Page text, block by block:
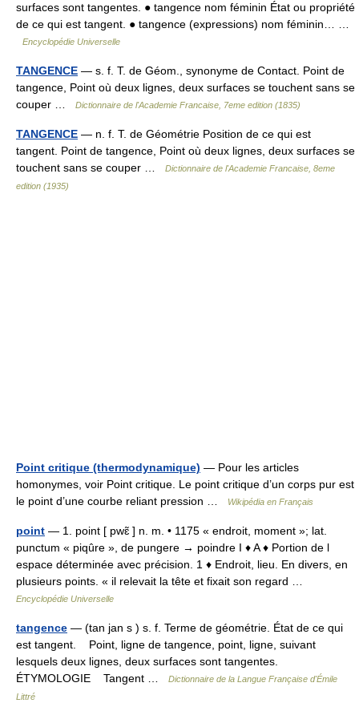
surfaces sont tangentes. ● tangence nom féminin État ou propriété
de ce qui est tangent. ● tangence (expressions) nom féminin… …
Encyclopédie Universelle
TANGENCE — s. f. T. de Géom., synonyme de Contact. Point de
tangence, Point où deux lignes, deux surfaces se touchent sans se
couper …
Dictionnaire de l'Academie Francaise, 7eme edition (1835)
TANGENCE — n. f. T. de Géométrie Position de ce qui est
tangent. Point de tangence, Point où deux lignes, deux surfaces se
touchent sans se couper …
Dictionnaire de l'Academie Francaise, 8eme
edition (1935)
Point critique (thermodynamique) — Pour les articles
homonymes, voir Point critique. Le point critique d’un corps pur est
le point d’une courbe reliant pression …
Wikipédia en Français
point — 1. point [ pwɛ̃ ] n. m. • 1175 « endroit, moment »; lat.
punctum « piqûre », de pungere → poindre I ♦ A ♦ Portion de l
espace déterminée avec précision. 1 ♦ Endroit, lieu. En divers, en
plusieurs points. « il relevait la tête et fixait son regard …
Encyclopédie Universelle
tangence — (tan jan s ) s. f. Terme de géométrie. État de ce qui
est tangent. Point, ligne de tangence, point, ligne, suivant
lesquels deux lignes, deux surfaces sont tangentes.
ÉTYMOLOGIE Tangent …
Dictionnaire de la Langue Française d'Émile
Littré